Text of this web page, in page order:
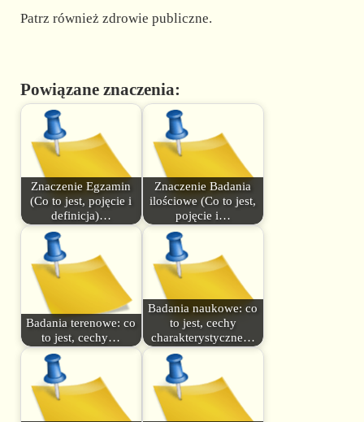
Patrz również zdrowie publiczne.
Powiązane znaczenia:
Znaczenie Egzamin
(Co to jest, pojęcie i
definicja)…
Znaczenie Badania
ilościowe (Co to jest,
pojęcie i…
Badania terenowe: co
to jest, cechy…
Badania naukowe: co
to jest, cechy
charakterystyczne…